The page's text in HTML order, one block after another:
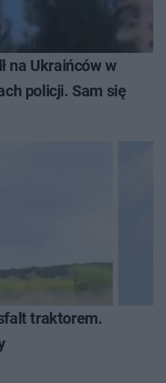
na Ukraińców w
policji. Sam się
traktorem.